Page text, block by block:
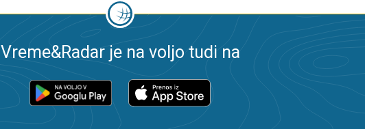
Vreme&Radar je na voljo tudi na